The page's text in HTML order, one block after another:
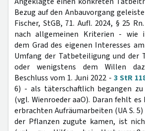
Bezug auf den Anbauvorgang
Fischer, StGB, 71. Aufl. 2024, § 25
nach allgemeinen Kriterien - wie
dem Grad des eigenen Interesses
Umfang der Tatbeteiligung und der
oder wenigstens dem Willen
Beschluss vom 1. Juni 2022 - 3 StR
6) - als täterschaftlich begangen
(vgl. Wienroeder aaO). Daran fehlt es
erbrachten Aufräumarbeiten (UA S.
der Pflanzen zugute kamen, ist